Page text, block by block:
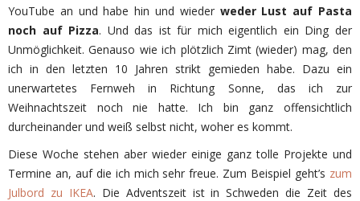
YouTube an und habe hin und wieder weder Lust auf Pasta
noch auf Pizza. Und das ist für mich eigentlich ein Ding der
Unmöglichkeit. Genauso wie ich plötzlich Zimt (wieder) mag, den
ich in den letzten 10 Jahren strikt gemieden habe. Dazu ein
unerwartetes Fernweh in Richtung Sonne, das ich zur
Weihnachtszeit noch nie hatte. Ich bin ganz offensichtlich
durcheinander und weiß selbst nicht, woher es kommt.
Diese Woche stehen aber wieder einige ganz tolle Projekte und
Termine an, auf die ich mich sehr freue. Zum Beispiel geht’s zum
Julbord zu IKEA. Die Adventszeit ist in Schweden die Zeit des